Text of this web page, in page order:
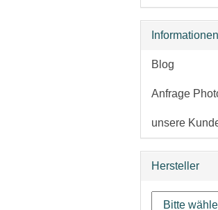
Informationen
Blog
Anfrage
unsere
Hersteller